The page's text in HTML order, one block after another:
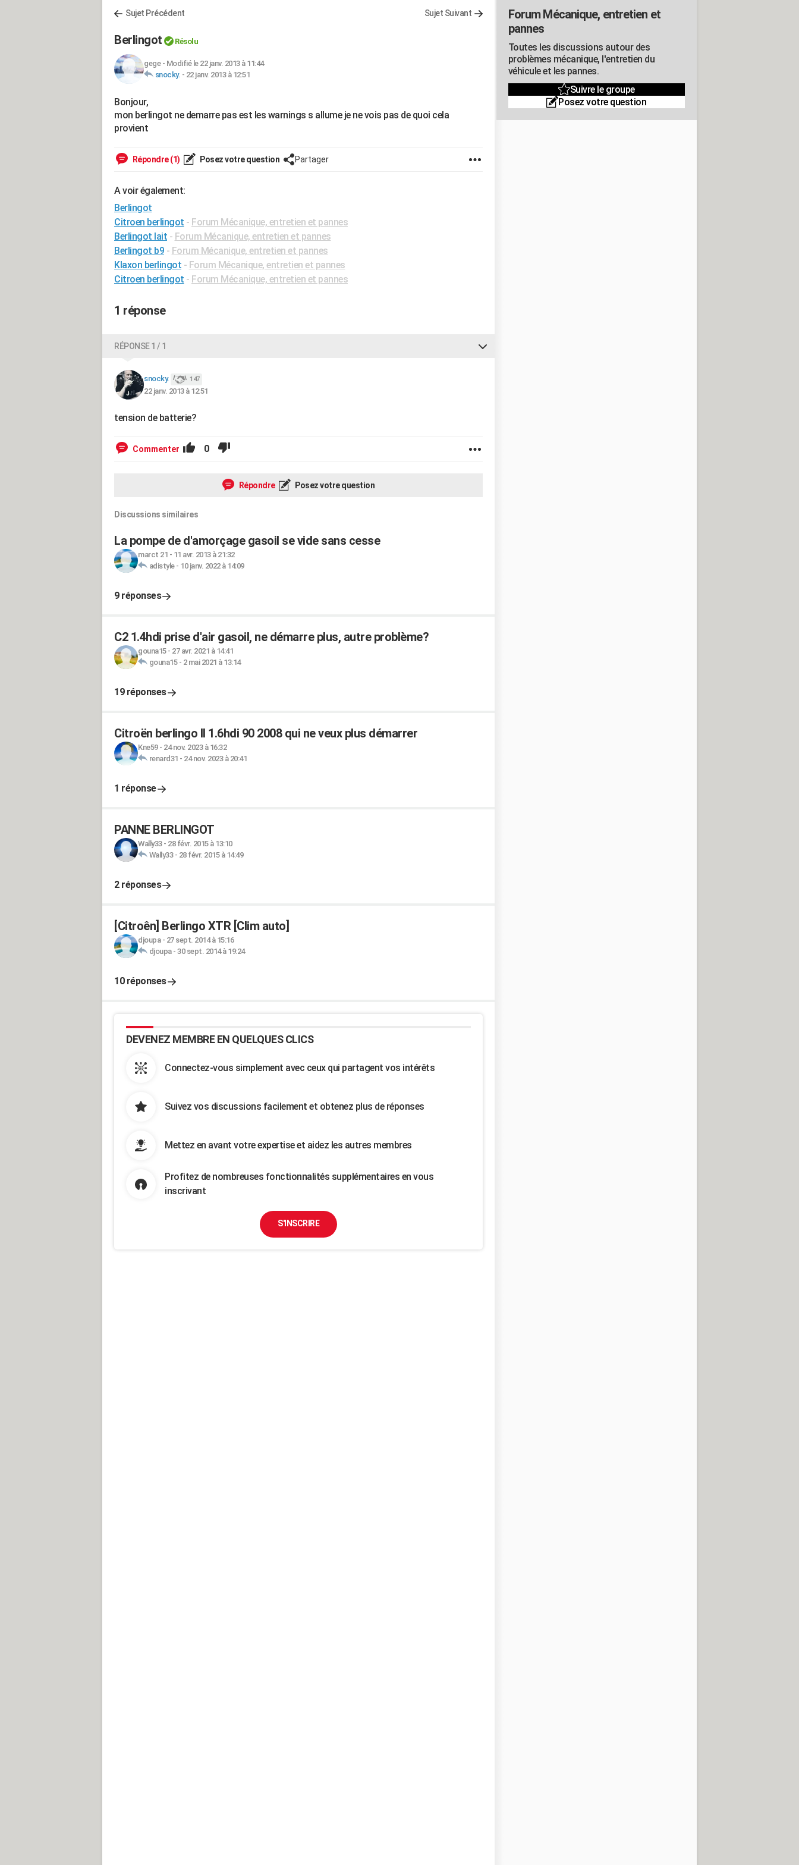
Sujet Précédent Sujet Suivant
Berlingot Résolu
gege- Modifié le 22 janv. 2013 à 11:44
snocky. - 22 janv. 2013 à 12:51
Bonjour,
mon berlingot ne demarre pas est les warnings s allume je ne vois pas de quoi cela
provient
Répondre (1) Posez votre question Partager
A voir également:
Berlingot
Citroen berlingot - Forum Mécanique, entretien et pannes
Berlingot lait - Forum Mécanique, entretien et pannes
Berlingot b9 - Forum Mécanique, entretien et pannes
Klaxon berlingot - Forum Mécanique, entretien et pannes
Citroen berlingot - Forum Mécanique, entretien et pannes
1 réponse
RÉPONSE 1 / 1
snocky. 147
22 janv. 2013 à 12:51
tension de batterie?
Commenter 0
Répondre Posez votre question
Discussions similaires
La pompe de d'amorçage gasoil se vide sans cesse
marct 21 - 11 avr. 2013 à 21:32
adistyle- 10 janv. 2022 à 14:09
9 réponses
C2 1.4hdi prise d'air gasoil, ne démarre plus, autre problème?
gouna15- 27 avr. 2021 à 14:41
gouna15- 2 mai 2021 à 13:14
19 réponses
Citroën berlingo II 1.6hdi 90 2008 qui ne veux plus démarrer
Kne59- 24 nov. 2023 à 16:32
renard31 - 24 nov. 2023 à 20:41
1 réponse
PANNE BERLINGOT
Wally33- 28 févr. 2015 à 13:10
Wally33- 28 févr. 2015 à 14:49
2 réponses
[Citroên] Berlingo XTR [Clim auto]
djoupa- 27 sept. 2014 à 15:16
djoupa- 30 sept. 2014 à 19:24
10 réponses
DEVENEZ MEMBRE EN QUELQUES CLICS
Connectez-vous simplement avec ceux qui partagent vos intérêts
Suivez vos discussions facilement et obtenez plus de réponses
Mettez en avant votre expertise et aidez les autres membres
Profitez de nombreuses fonctionnalités supplémentaires en vous
inscrivant
S'INSCRIRE
Forum Mécanique, entretien et
pannes
Toutes les discussions autour des
problèmes mécanique, l'entretien du
véhicule et les pannes.
Suivre le groupe
Posez votre question